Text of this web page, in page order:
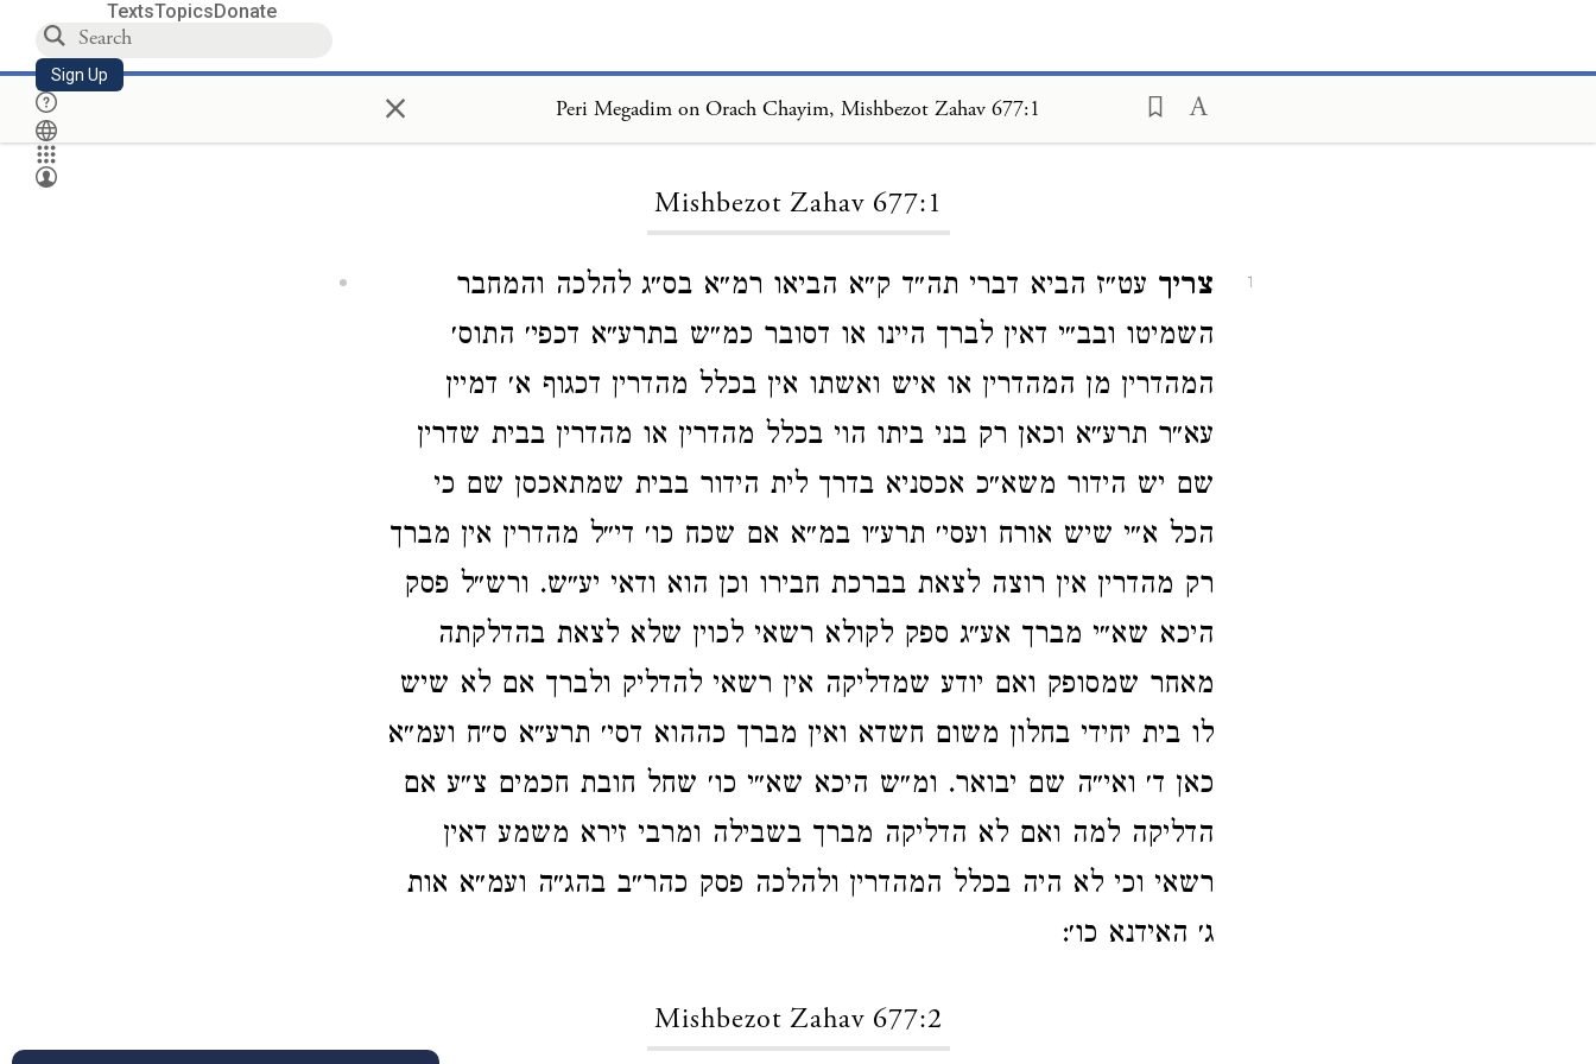
TextsTopicsDonate
Sign Up × Peri Megadim on Orach Chayim, Mishbezot Zahav 677:1
Mishbezot Zahav 677:1
1 צריך עט״ז הביא דברי תה״ד ק״א הביאו רמ״א בס״ג להלכה והמחבר
השמיטו ובב״י דאין לברך היינו או דסובר כמ״ש בתרע״א דכפי׳ התוס׳
המהדרין מן המהדרין או איש ואשתו אין בכלל מהדרין דכגוף א׳ דמיין
עא״ר תרע״א וכאן רק בני ביתו הוי בכלל מהדרין או מהדרין בבית שדרין
שם יש הידור משא״כ אכסניא בדרך לית הידור בבית שמתאכסן שם כי
הכל א״י שיש אורח ועסי׳ תרע״ו במ״א אם שכח כו׳ די״ל מהדרין אין מברך
רק מהדרין אין רוצה לצאת בברכת חבירו וכן הוא ודאי יע״ש. ורש״ל פסק
היכא שא״י מברך אע״ג ספק לקולא רשאי לכוין שלא לצאת בהדלקתה
מאחר שמסופק ואם יודע שמדליקה אין רשאי להדליק ולברך אם לא שיש
לו בית יחידי בחלון משום חשדא ואין מברך כההוא דסי׳ תרע״א ס״ח ועמ״א
כאן ד׳ ואי״ה שם יבואר. ומ״ש היכא שא״י כו׳ שחל חובת חכמים צ״ע אם
הדליקה למה ואם לא הדליקה מברך בשבילה ומרבי זירא משמע דאין
רשאי וכי לא היה בכלל המהדרין ולהלכה פסק כהר״ב בהג״ה ועמ״א אות
ג׳ האידנא כו׳:
Mishbezot Zahav 677:2